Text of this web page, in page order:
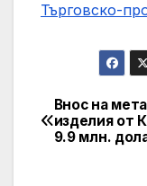
Търговско-
Post
Внос на
изделия от
9.9 млн.